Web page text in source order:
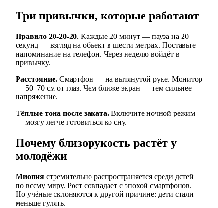
Три привычки, которые работают
Правило 20-20-20. Каждые 20 минут — пауза на 20
секунд — взгляд на объект в шести метрах. Поставьте
напоминание на телефон. Через неделю войдёт в
привычку.
Расстояние. Смартфон — на вытянутой руке. Монитор
— 50–70 см от глаз. Чем ближе экран — тем сильнее
напряжение.
Тёплые тона после заката. Включите ночной режим
— мозгу легче готовиться ко сну.
Почему близорукость растёт у
молодёжи
Миопия стремительно распространяется среди детей
по всему миру. Рост совпадает с эпохой смартфонов.
Но учёные склоняются к другой причине: дети стали
меньше гулять.